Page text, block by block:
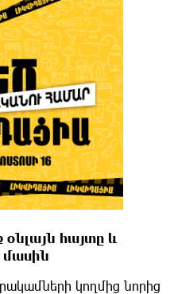
օնլայն հայտը և
մասին
կողմից նորից